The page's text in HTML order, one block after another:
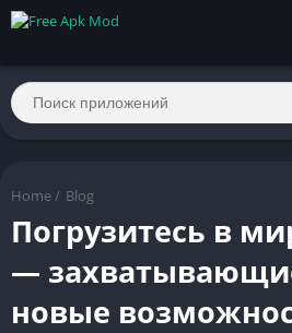
Home / Blog
Погрузитесь в
—
новые